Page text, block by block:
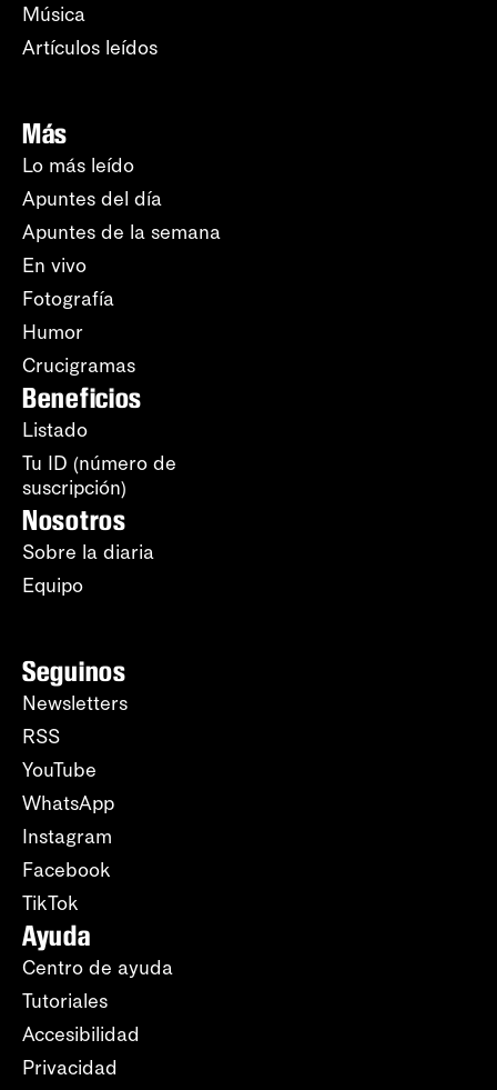
Música
Artículos leídos
Más
Lo más leído
Apuntes del día
Apuntes de la semana
En vivo
Fotografía
Humor
Crucigramas
Beneficios
Listado
Tu ID (número de
suscripción)
Nosotros
Sobre la diaria
Equipo
Seguinos
Newsletters
RSS
YouTube
WhatsApp
Instagram
Facebook
TikTok
Ayuda
Centro de ayuda
Tutoriales
Accesibilidad
Privacidad